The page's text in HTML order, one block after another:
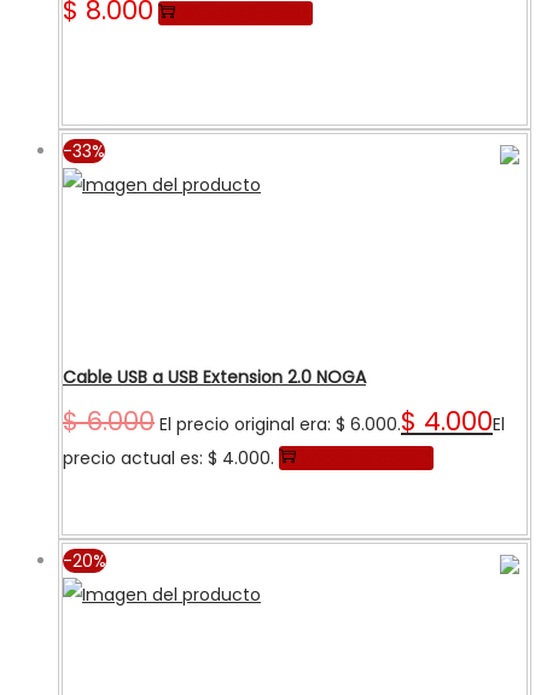
$ 8.000
-33%
Cable USB a USB Extension 2.0 NOGA
$6.000 El precio original era: $ 6.000.$ 4.000El
precio actual es: $ 4.000.
-20%